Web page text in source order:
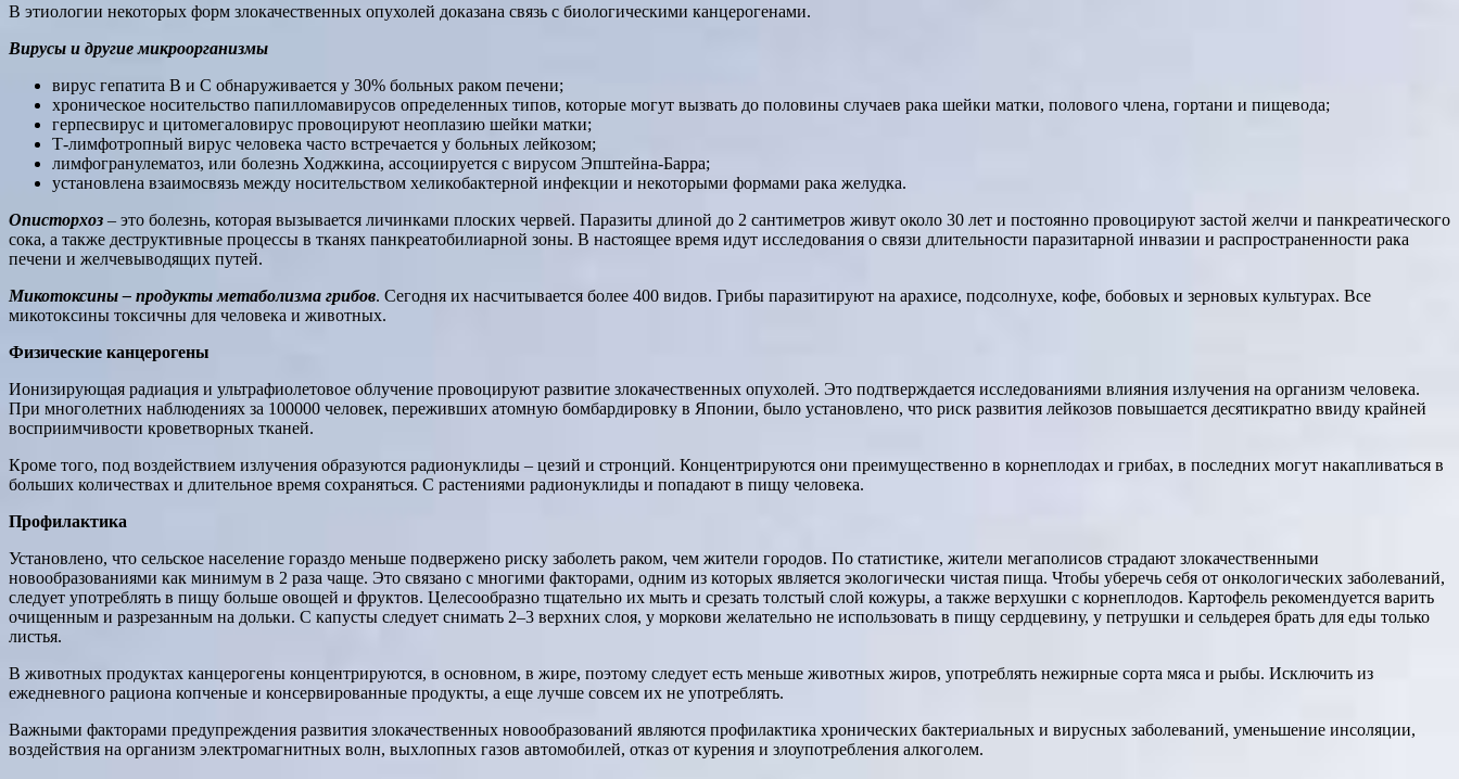
В этиологии некоторых форм злокачественных опухолей доказана связь с биологическими канцерогенами.
Вирусы и другие микроорганизмы
вирус гепатита B и С обнаруживается у 30% больных раком печени;
хроническое носительство папилломавирусов определенных типов, которые могут вызвать до половины случаев рака шейки матки, полового члена, гортани и пищевода;
герпесвирус и цитомегаловирус провоцируют неоплазию шейки матки;
Т-лимфотропный вирус человека часто встречается у больных лейкозом;
лимфогранулематоз, или болезнь Ходжкина, ассоциируется с вирусом Эпштейна-Барра;
установлена взаимосвязь между носительством хеликобактерной инфекции и некоторыми формами рака желудка.
Описторхоз – это болезнь, которая вызывается личинками плоских червей. Паразиты длиной до 2 сантиметров живут около 30 лет и постоянно провоцируют застой желчи и панкреатического
сока, а также деструктивные процессы в тканях панкреатобилиарной зоны. В настоящее время идут исследования о связи длительности паразитарной инвазии и распространенности рака
печени и желчевыводящих путей.
Микотоксины – продукты метаболизма грибов. Сегодня их насчитывается более 400 видов. Грибы паразитируют на арахисе, подсолнухе, кофе, бобовых и зерновых культурах. Все
микотоксины токсичны для человека и животных.
Физические канцерогены
Ионизирующая радиация и ультрафиолетовое облучение провоцируют развитие злокачественных опухолей. Это подтверждается исследованиями влияния излучения на организм человека.
При многолетних наблюдениях за 100000 человек, переживших атомную бомбардировку в Японии, было установлено, что риск развития лейкозов повышается десятикратно ввиду крайней
восприимчивости кроветворных тканей.
Кроме того, под воздействием излучения образуются радионуклиды – цезий и стронций. Концентрируются они преимущественно в корнеплодах и грибах, в последних могут накапливаться в
больших количествах и длительное время сохраняться. С растениями радионуклиды и попадают в пищу человека.
Профилактика
Установлено, что сельское население гораздо меньше подвержено риску заболеть раком, чем жители городов. По статистике, жители мегаполисов страдают злокачественными
новообразованиями как минимум в 2 раза чаще. Это связано с многими факторами, одним из которых является экологически чистая пища. Чтобы уберечь себя от онкологических заболеваний,
следует употреблять в пищу больше овощей и фруктов. Целесообразно тщательно их мыть и срезать толстый слой кожуры, а также верхушки с корнеплодов. Картофель рекомендуется варить
очищенным и разрезанным на дольки. С капусты следует снимать 2–3 верхних слоя, у моркови желательно не использовать в пищу сердцевину, у петрушки и сельдерея брать для еды только
листья.
В животных продуктах канцерогены концентрируются, в основном, в жире, поэтому следует есть меньше животных жиров, употреблять нежирные сорта мяса и рыбы. Исключить из
ежедневного рациона копченые и консервированные продукты, а еще лучше совсем их не употреблять.
Важными факторами предупреждения развития злокачественных новообразований являются профилактика хронических бактериальных и вирусных заболеваний, уменьшение инсоляции,
воздействия на организм электромагнитных волн, выхлопных газов автомобилей, отказ от курения и злоупотребления алкоголем.